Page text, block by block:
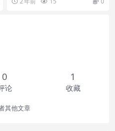
内容...
0
论
1
收藏
其他文章